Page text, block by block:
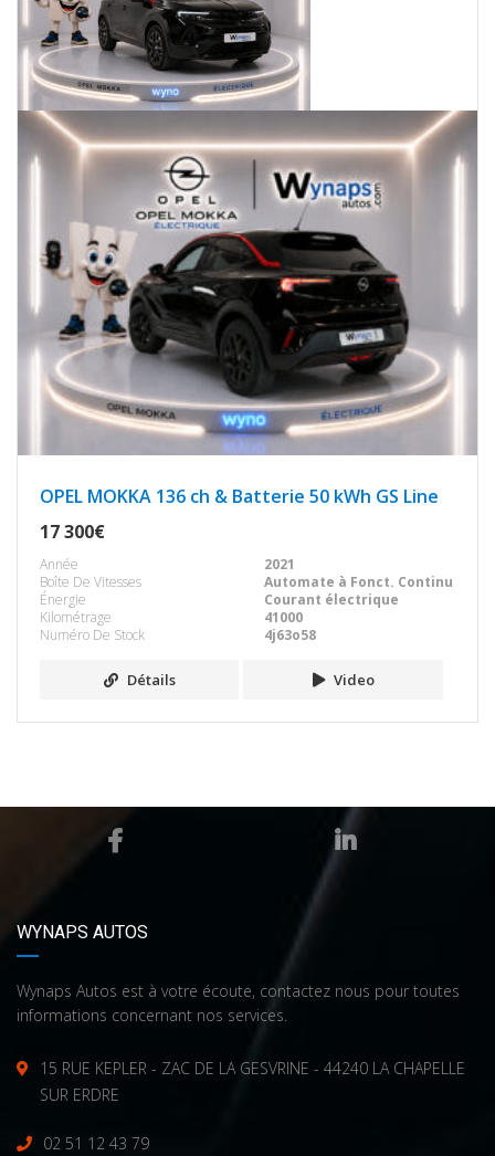
OPEL MOKKA 136 ch & Batterie 50 kWh GS Line
17 300€
Année
2021
Boîte De Vitesses
Automate à Fonct. Continu
Énergie
Courant électrique
Kilométrage
41000
Numéro De Stock
4j63o58
Détails Video
WYNAPS AUTOS
Wynaps Autos est à votre écoute, contactez nous pour toutes
informations concernant nos services.
15 RUE KEPLER - ZAC DE LA GESVRINE - 44240 LA CHAPELLE
SUR ERDRE
02 51 12 43 79